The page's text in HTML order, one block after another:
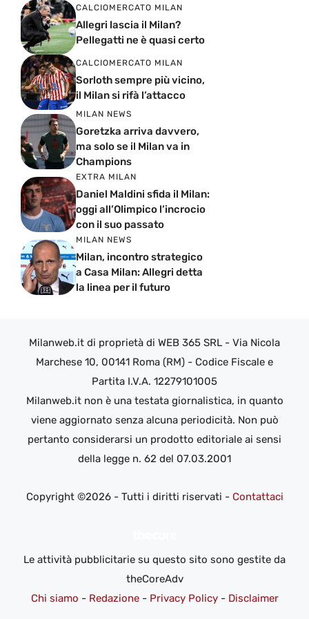
CALCIOMERCATO MILAN
Allegri lascia il Milan?
Pellegatti ne è quasi certo
CALCIOMERCATO MILAN
Sorloth sempre più vicino,
il Milan si rifà l’attacco
MILAN NEWS
Goretzka arriva davvero,
ma solo se il Milan va in
Champions
EXTRA MILAN
Daniel Maldini sfida il Milan:
oggi all’Olimpico l’incrocio
con il suo passato
MILAN NEWS
Milan, incontro strategico
a Casa Milan: Allegri detta
la linea per il futuro
Milanweb.it di proprietà di WEB 365 SRL - Via Nicola
Marchese 10, 00141 Roma (RM) - Codice Fiscale e
Partita I.V.A. 12279101005
Milanweb.it non è una testata giornalistica, in quanto
viene aggiornato senza alcuna periodicità. Non può
pertanto considerarsi un prodotto editoriale ai sensi
della legge n. 62 del 07.03.2001
Copyright ©2026 - Tutti i diritti riservati - Contattaci
Le attività pubblicitarie su questo sito sono gestite da
theCoreAdv
Chi siamo - Redazione- Privacy Policy- Disclaimer